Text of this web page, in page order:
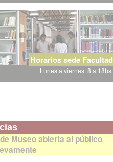
Horarios sede Facultad
Lunes a viernes: 8 a 18hs.
Museo abierta al público